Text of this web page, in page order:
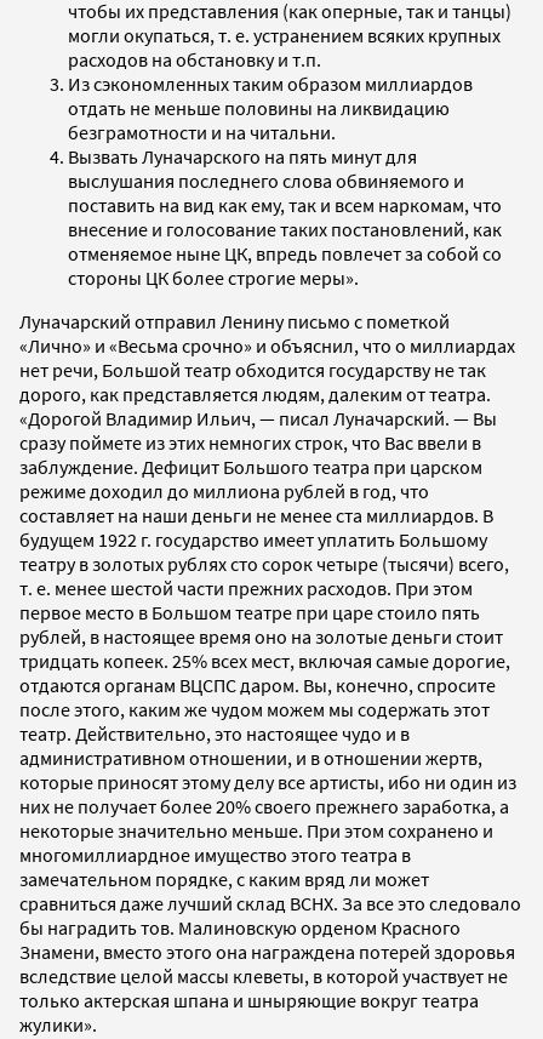
чтобы их представления (как оперные, так и танцы)
могли окупаться, т. е. устранением всяких крупных
расходов на обстановку и т.п.
Из сэкономленных таким образом миллиардов
отдать не меньше половины на ликвидацию
безграмотности и на читальни.
Вызвать Луначарского на пять минут для
выслушания последнего слова обвиняемого и
поставить на вид как ему, так и всем наркомам, что
внесение и голосование таких постановлений, как
отменяемое ныне ЦК, впредь повлечет за собой со
стороны ЦК более строгие меры».
Луначарский отправил Ленину письмо с пометкой
«Лично» и «Весьма срочно» и объяснил, что о миллиардах
нет речи, Большой театр обходится государству не так
дорого, как представляется людям, далеким от театра.
«Дорогой Владимир Ильич, — писал Луначарский. — Вы
сразу поймете из этих немногих строк, что Вас ввели в
заблуждение. Дефицит Большого театра при царском
режиме доходил до миллиона рублей в год, что
составляет на наши деньги не менее ста миллиардов. В
будущем 1922 г. государство имеет уплатить Большому
театру в золотых рублях сто сорок четыре (тысячи) всего,
т. е. менее шестой части прежних расходов. При этом
первое место в Большом театре при царе стоило пять
рублей, в настоящее время оно на золотые деньги стоит
тридцать копеек. 25% всех мест, включая самые дорогие,
отдаются органам ВЦСПС даром. Вы, конечно, спросите
после этого, каким же чудом можем мы содержать этот
театр. Действительно, это настоящее чудо и в
административном отношении, и в отношении жертв,
которые приносят этому делу все артисты, ибо ни один из
них не получает более 20% своего прежнего заработка, а
некоторые значительно меньше. При этом сохранено и
многомиллиардное имущество этого театра в
замечательном порядке, с каким вряд ли может
сравниться даже лучший склад ВСНХ. За все это следовало
бы наградить тов. Малиновскую орденом Красного
Знамени, вместо этого она награждена потерей здоровья
вследствие целой массы клеветы, в которой участвует не
только актерская шпана и шныряющие вокруг театра
жулики».